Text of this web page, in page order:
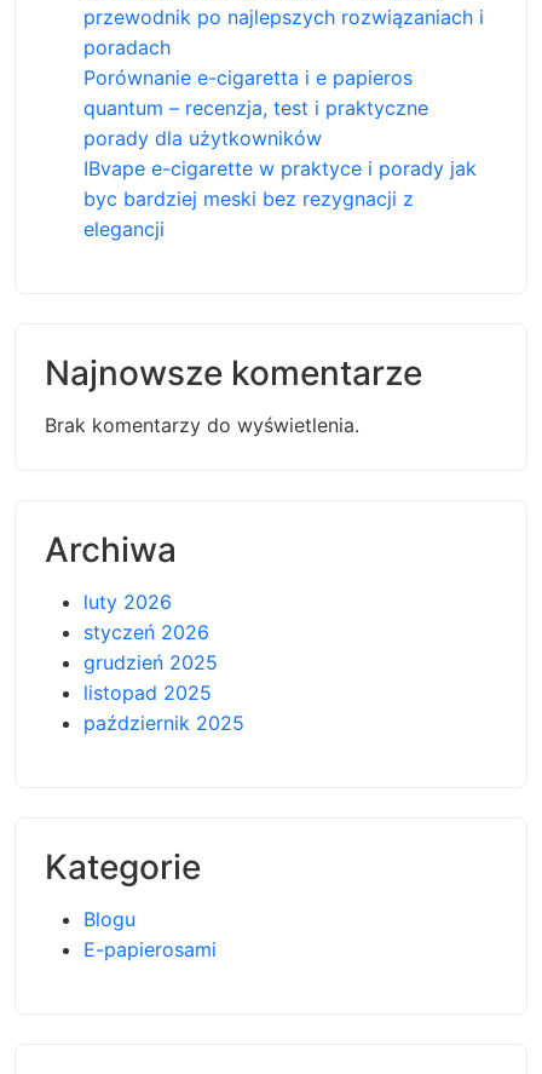
przewodnik po najlepszych rozwiązaniach i
poradach
Porównanie e-cigaretta i e papieros
quantum – recenzja, test i praktyczne
porady dla użytkowników
IBvape e-cigarette w praktyce i porady jak
byc bardziej meski bez rezygnacji z
elegancji
Najnowsze komentarze
Brak komentarzy do wyświetlenia.
Archiwa
luty 2026
styczeń 2026
grudzień 2025
listopad 2025
październik 2025
Kategorie
Blogu
E-papierosami